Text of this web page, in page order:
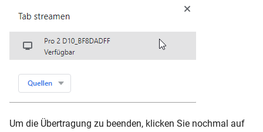
Um die Übertragung zu beenden, klicken Sie nochmal auf